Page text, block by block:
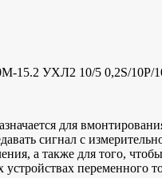
15.2 УХЛ2 10/5 0,2S/10Р/
для
сигнал с
а также для того,
устройствах переменного